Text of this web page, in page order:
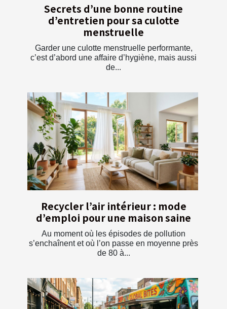
Secrets d’une bonne routine
d’entretien pour sa culotte
menstruelle
Garder une culotte menstruelle performante,
c’est d’abord une affaire d’hygiène, mais aussi
de...
Recycler l’air intérieur : mode
d’emploi pour une maison saine
Au moment où les épisodes de pollution
s’enchaînent et où l’on passe en moyenne près
de 80 à...